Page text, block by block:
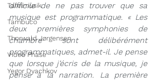
Tafelmusik
Tambuco
Thorwald Jørgensen
Video Phase
Yegor Dyachkov
difficile de ne pas trouver que sa
musique est programmatique. « Les
deux premières symphonies de
chambre sont délibérément
programmatiques, admet-il. Je pense
que lorsque j’écris de la musique, je
pense à la narration. La première